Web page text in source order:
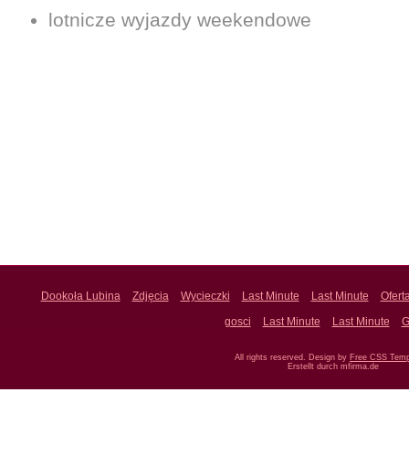
lotnicze wyjazdy weekendowe
Dookoła Lubina Zdjęcia Wycieczki Last Minute Last Minute
gosci
Last Minute Last Minute
All rights reserved. Design by Free CSS
Erstellt durch mfirma.de